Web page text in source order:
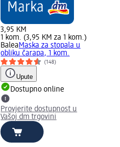
3,95 KM
1 kom. (3,95 KM za 1 kom.)
BaleaMaska za stopala u
obliku čarapa, 1 kom.
(148)
Upute
Dostupno online
Provjerite dostupnost u
Vašoj dm trgovini